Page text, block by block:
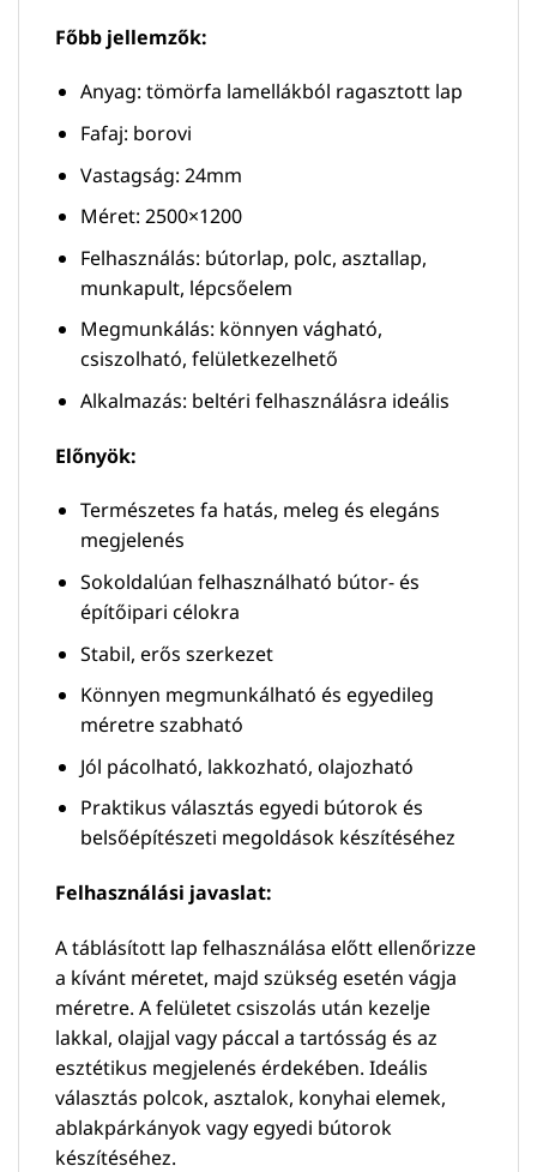
Főbb jellemzők:
Anyag: tömörfa lamellákból ragasztott lap
Fafaj: borovi
Vastagság: 24mm
Méret: 2500×1200
Felhasználás: bútorlap, polc, asztallap,
munkapult, lépcsőelem
Megmunkálás: könnyen vágható,
csiszolható, felületkezelhető
Alkalmazás: beltéri felhasználásra ideális
Előnyök:
Természetes fa hatás, meleg és elegáns
megjelenés
Sokoldalúan felhasználható bútor- és
építőipari célokra
Stabil, erős szerkezet
Könnyen megmunkálható és egyedileg
méretre szabható
Jól pácolható, lakkozható, olajozható
Praktikus választás egyedi bútorok és
belsőépítészeti megoldások készítéséhez
Felhasználási javaslat:
A táblásított lap felhasználása előtt ellenőrizze
a kívánt méretet, majd szükség esetén vágja
méretre. A felületet csiszolás után kezelje
lakkal, olajjal vagy páccal a tartósság és az
esztétikus megjelenés érdekében. Ideális
választás polcok, asztalok, konyhai elemek,
ablakpárkányok vagy egyedi bútorok
készítéséhez.